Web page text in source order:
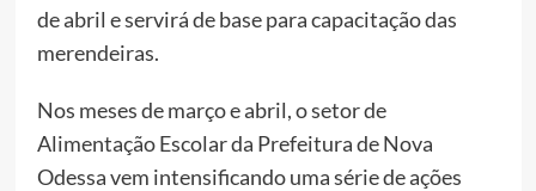
de abril e servirá de base para capacitação das
merendeiras.
Nos meses de março e abril, o setor de
Alimentação Escolar da Prefeitura de Nova
Odessa vem intensificando uma série de ações